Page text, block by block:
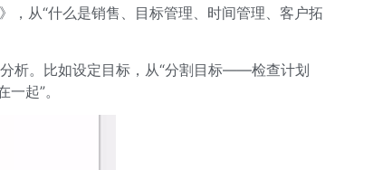
，从“什么是销售、目标管理、时间管理、客户拓
析。比如设定目标，从“分割目标——检查计划
起”。